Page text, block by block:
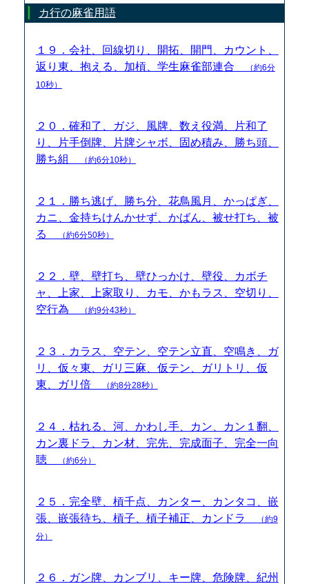
カ行の麻雀用語
１９．会社、回線切り、開拓、開門、カウント、
返り東、抱える、加槓、学生麻雀部連合
（約6分
10秒）
２０．確和了、ガジ、風牌、数え役満、片和了
り、片手倒牌、片牌シャボ、固め積み、勝ち頭、
勝ち組
（約6分10秒）
２１．勝ち逃げ、勝ち分、花鳥風月、かっぱぎ、
カニ、金持ちけんかせず、かばん、被せ打ち、被
る
（約6分50秒）
２２．壁、壁打ち、壁ひっかけ、壁役、カボチ
ャ、上家、上家取り、カモ、かもラス、空切り、
空行為
（約9分43秒）
２３．カラス、空テン、空テン立直、空鳴き、ガ
リ、仮々東、ガリ三麻、仮テン、ガリトリ、仮
東、ガリ倍
（約8分28秒）
２４．枯れる、河、かわし手、カン、カン１翻、
カン裏ドラ、カン材、完先、完成面子、完全一向
聴
（約6分）
２５．完全壁、槓千点、カンター、カンタコ、嵌
張、嵌張待ち、槓子、槓子補正、カンドラ
（約9
分）
２６．ガン牌、カンブリ、キー牌、危険牌、紀州